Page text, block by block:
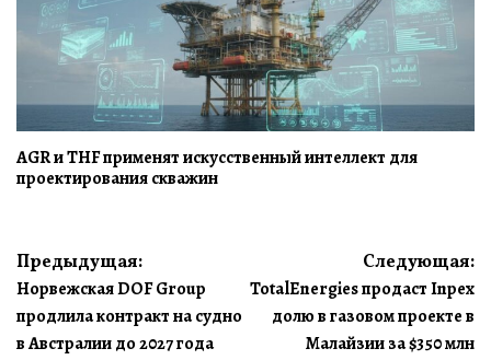
AGR и THF применят искусственный интеллект для
проектирования скважин
Навигация
по
записям
Предыдущая:
Норвежская DOF Group
продлила контракт на судно
в Австралии до 2027 года
Следующая:
TotalEnergies продаст Inpex
долю в газовом проекте в
Малайзии за $350 млн